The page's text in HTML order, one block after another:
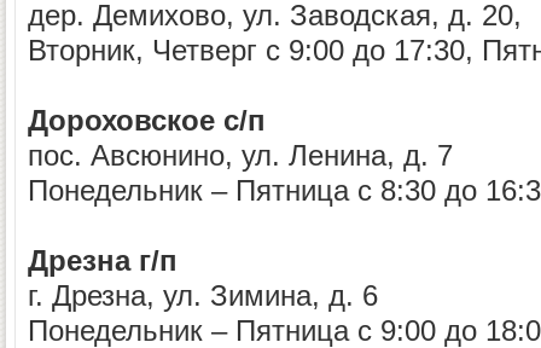
дер. Демихово, ул. Заводская, д. 20,
Вторник, Четверг с 9:00 до 17:30,
Дороховское с/п
пос. Авсюнино, ул. Ленина, д. 7
Понедельник – Пятница с 8:30 до
Дрезна г/п
г. Дрезна, ул. Зимина, д. 6
Понедельник – Пятница с 9:00 до